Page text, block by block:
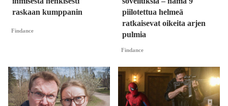
raskaan kumppanin
Findance
piilotettua helmeä
ratkaisevat oikeita arjen
pulmia
Findance